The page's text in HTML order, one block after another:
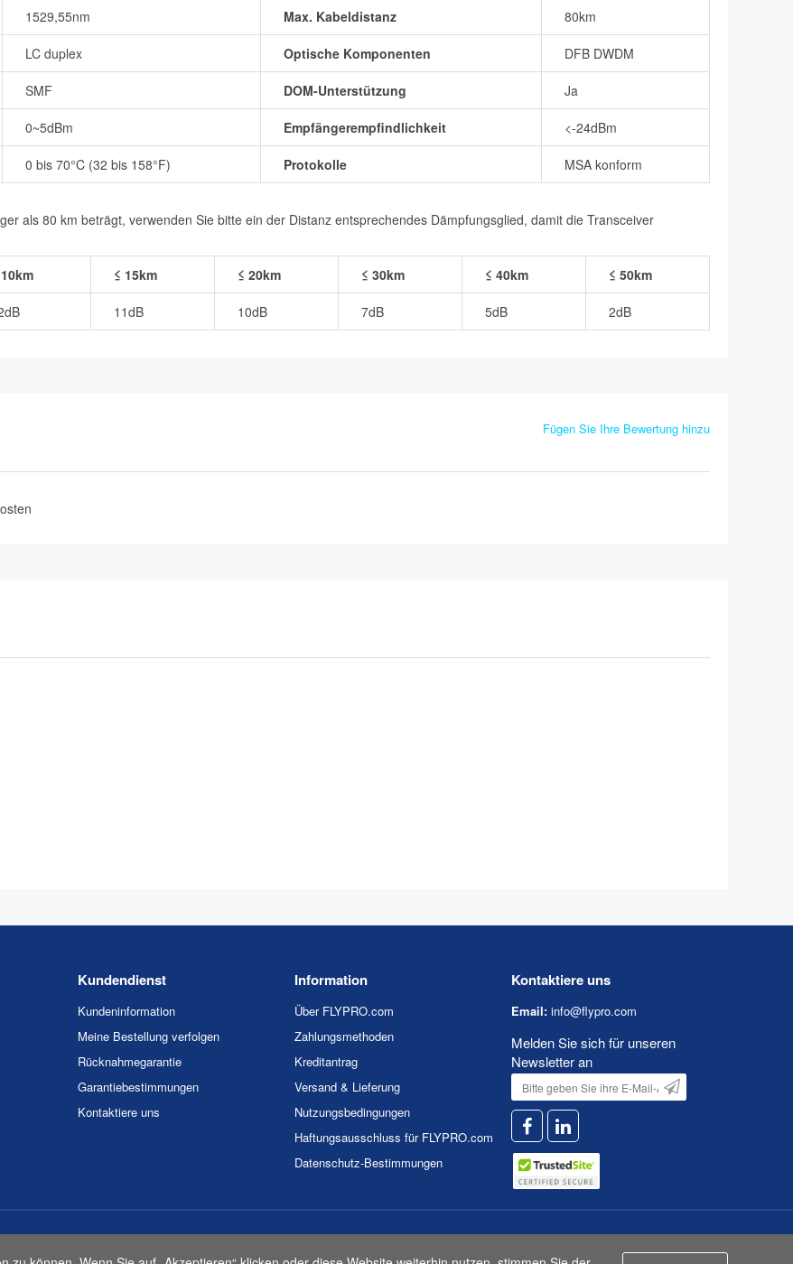
1529,55nm Max. Kabeldistanz 80km
LC duplex Optische Komponenten DFB DWDM
SMF DOM-Unterstützung Ja
0~5dBm Empfängerempfindlichkeit <-24dBm
0 bis 70°C (32 bis 158°F) Protokolle MSA konform
als 80 km beträgt, verwenden Sie bitte ein der Distanz entsprechendes Dämpfungsglied, damit die Transceiver
≤ 15km ≤ 20km ≤ 30km ≤ 40km ≤ 50km
11dB 10dB 7dB 5dB 2dB
Fügen Sie Ihre Bewertung hinzu
Kundendienst
Kundeninformation
Meine Bestellung verfolgen
Rücknahmegarantie
Garantiebestimmungen
Kontaktiere uns
Information
Über FLYPRO.com
Zahlungsmethoden
Kreditantrag
Versand & Lieferung
Nutzungsbedingungen
Haftungsausschluss für FLYPRO.com
Datenschutz-Bestimmungen
Kontaktiere uns
Email: info@flypro.com
Melden Sie sich für unseren
Newsletter an